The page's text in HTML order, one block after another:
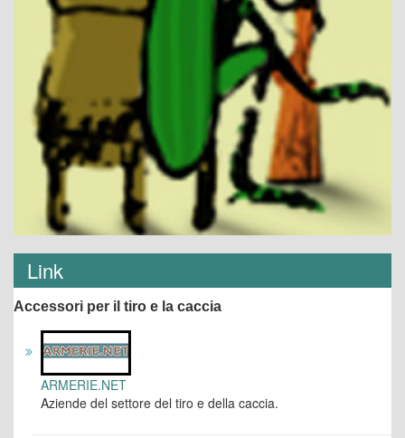
Link
Accessori per il tiro e la caccia
ARMERIE.NET
Aziende del settore del tiro e della caccia.